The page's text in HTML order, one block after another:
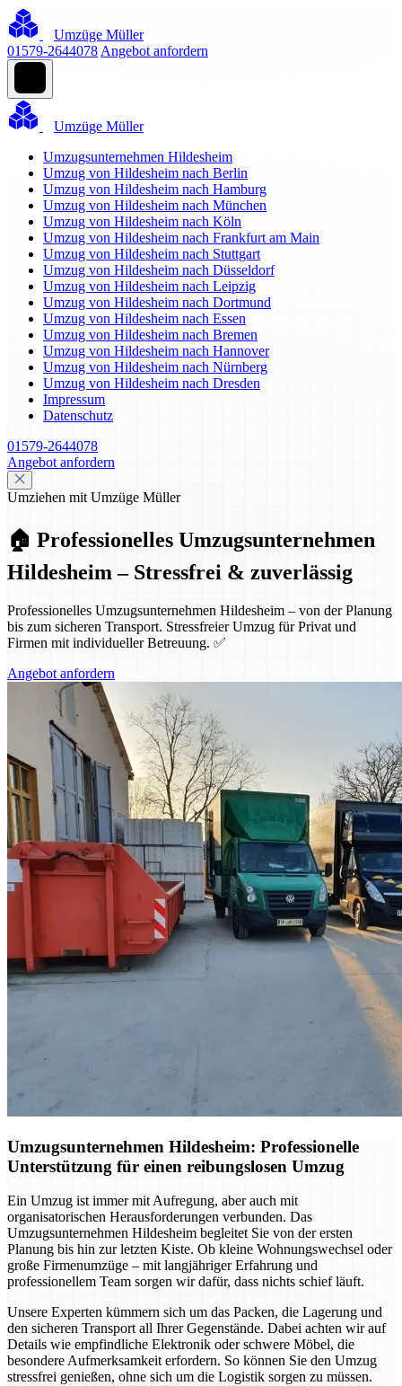
Umzüge Müller
01579-2644078 Angebot anfordern
Umzüge Müller
Umzugsunternehmen Hildesheim
Umzug von Hildesheim nach Berlin
Umzug von Hildesheim nach Hamburg
Umzug von Hildesheim nach München
Umzug von Hildesheim nach Köln
Umzug von Hildesheim nach Frankfurt am Main
Umzug von Hildesheim nach Stuttgart
Umzug von Hildesheim nach Düsseldorf
Umzug von Hildesheim nach Leipzig
Umzug von Hildesheim nach Dortmund
Umzug von Hildesheim nach Essen
Umzug von Hildesheim nach Bremen
Umzug von Hildesheim nach Hannover
Umzug von Hildesheim nach Nürnberg
Umzug von Hildesheim nach Dresden
Impressum
Datenschutz
01579-2644078
Angebot anfordern
Umziehen mit Umzüge Müller
🏠 Professionelles Umzugsunternehmen
Hildesheim – Stressfrei & zuverlässig
Professionelles Umzugsunternehmen Hildesheim – von der Planung
bis zum sicheren Transport. Stressfreier Umzug für Privat und
Firmen mit individueller Betreuung. ✅
Angebot anfordern
Umzugsunternehmen Hildesheim: Professionelle
Unterstützung für einen reibungslosen Umzug
Ein Umzug ist immer mit Aufregung, aber auch mit
organisatorischen Herausforderungen verbunden. Das
Umzugsunternehmen Hildesheim begleitet Sie von der ersten
Planung bis hin zur letzten Kiste. Ob kleine Wohnungswechsel oder
große Firmenumzüge – mit langjähriger Erfahrung und
professionellem Team sorgen wir dafür, dass nichts schief läuft.
Unsere Experten kümmern sich um das Packen, die Lagerung und
den sicheren Transport all Ihrer Gegenstände. Dabei achten wir auf
Details wie empfindliche Elektronik oder schwere Möbel, die
besondere Aufmerksamkeit erfordern. So können Sie den Umzug
stressfrei genießen, ohne sich um die Logistik sorgen zu müssen.